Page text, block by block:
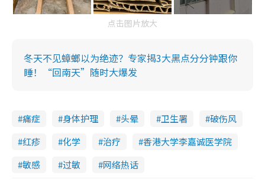
点击图片放大
冬天不见蟑螂以为绝迹？专家揭3大黑点分分钟跟你
睡！“回南天”随时大爆发
痛症 身体护理 头晕 卫生署
破伤风
红疹
化学 治疗
香港大学李嘉诚医学院
敏感
过敏 网络热话